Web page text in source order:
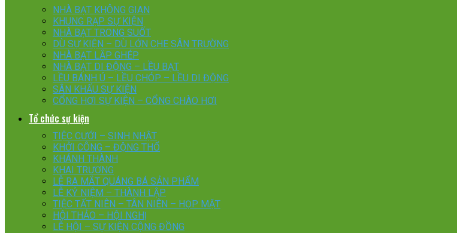
NHÀ BẠT KHÔNG GIAN
KHUNG RẠP SỰ KIỆN
NHÀ BẠT TRONG SUỐT
DÙ SỰ KIỆN – DÙ LỚN CHE SÂN TRƯỜNG
NHÀ BẠT LẮP GHÉP
NHÀ BẠT DI ĐỘNG – LỀU BẠT
LỀU BÁNH Ú – LỀU CHÓP – LỀU DI ĐỘNG
SÂN KHẤU SỰ KIỆN
CỔNG HƠI SỰ KIỆN – CỔNG CHÀO HƠI
Tổ chức sự kiện
TIỆC CƯỚI – SINH NHẬT
KHỞI CÔNG – ĐỘNG THỔ
KHÁNH THÀNH
KHAI TRƯƠNG
LỄ RA MẮT QUÁNG BÁ SẢN PHẨM
LỄ KỶ NIỆM – THÀNH LẬP
TIỆC TẤT NIÊN – TÂN NIÊN – HỌP MẶT
HỘI THẢO – HỘI NGHỊ
LỄ HỘI – SỰ KIỆN CỘNG ĐỒNG